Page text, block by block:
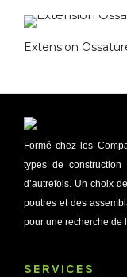
Extension
Formé chez les
types de
d’autrefois. Un choix
poutres et des
pour une recherche de
SERVICES